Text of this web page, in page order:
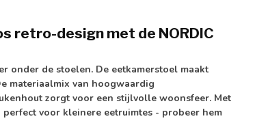
retro-design met de NORDIC
onder de stoelen. De eetkamerstoel maakt
materiaalmix van hoogwaardig
zorgt voor een stijlvolle woonsfeer. Met
voor kleinere eetruimtes - probeer hem